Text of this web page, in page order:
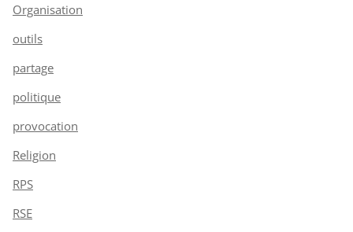
Organisation
outils
partage
politique
provocation
Religion
RPS
RSE